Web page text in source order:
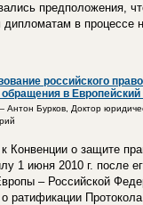
предположения,
дипломатам в процессе
российского
в
Антон Бурков, Доктор
Конвенции о защите
1 июня 2010 г. после
– Российской
ратификации